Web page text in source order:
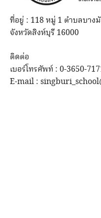
ที่อยู่ : 118 หมู่ 1 ตำบลบาง
จังหวัดสิงห์บุรี 16000
ติดต่อ
เบอร์โทรศัพท์ : 0-3650-
E-mail :